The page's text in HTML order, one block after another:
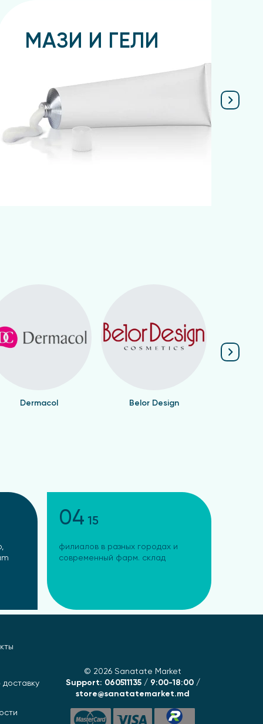
МАЗИ И ГЕЛИ
Dermacol Belor Design
04 15
филиалов в разных городах и
современный фарм. склад
© 2026 Sanatate Market
Support: 060511135 / 9:00-18:00 /
store@sanatatemarket.md